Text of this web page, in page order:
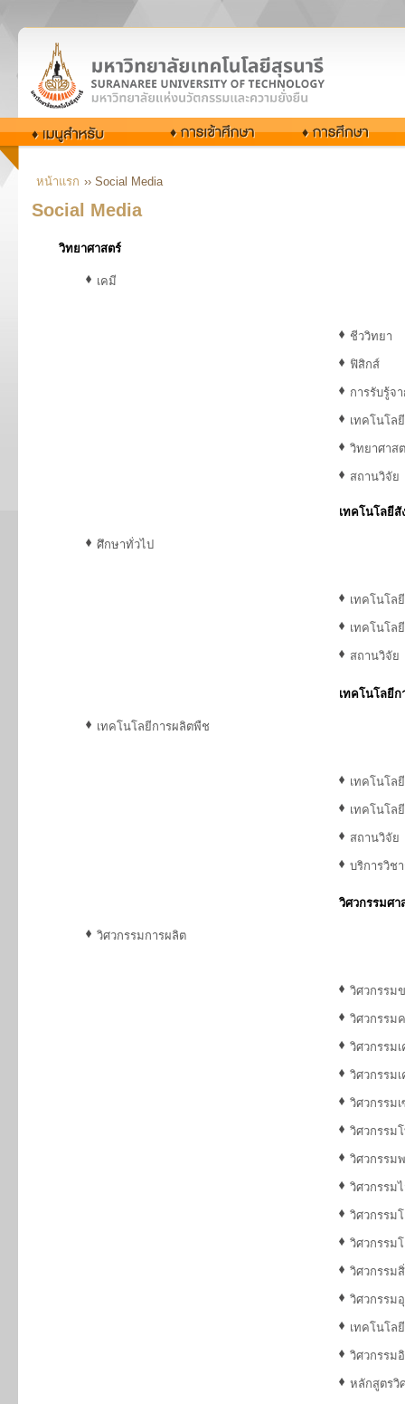
หน้าแรก ›› Social Media
Social Media
วิทยาศาสตร์
เคมี
ชีววิทยา
ฟิสิกส์
การรับรู้จ
เทคโนโล
วิทยาศาส
สถานวิจัย
เทคโนโลยีสั
ศึกษาทั่วไป
เทคโนโล
เทคโนโล
สถานวิจัย
เทคโนโลยีก
เทคโนโลยีการผลิตพืช
เทคโนโล
เทคโนโล
สถานวิจัย
บริการวิช
วิศวกรรมศา
วิศวกรรมการผลิต
วิศวกรรม
วิศวกรรม
วิศวกรรม
วิศวกรรม
วิศวกรรม
วิศวกรรม
วิศวกรรม
วิศวกรรม
วิศวกรรม
วิศวกรรม
วิศวกรรม
วิศวกรรม
เทคโนโล
วิศวกรรม
หลักสูตรวิ